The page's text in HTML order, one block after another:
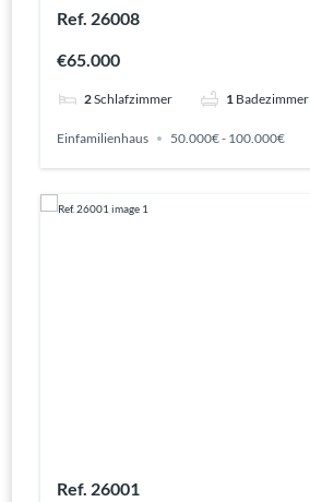
Ref. 26008
€65.000
2Schlafzimmer 1 Badezimmer
Einfamilienhaus 50.000€ - 100.000€
Ref. 26001